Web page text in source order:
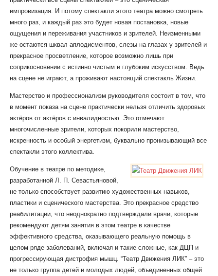
импровизация. И потому спектакли этого театра можно смотреть
много раз, и каждый раз это будет новая постановка, новые
ощущения и переживания участников и зрителей. Неизменными
же остаются шквал аплодисментов, слезы на глазах у зрителей и
прекрасное просветление, которое возможно лишь при
соприкосновении с истинно чистым и глубоким искусством. Ведь
на сцене не играют, а проживают настоящий спектакль Жизни.
Мастерство и профессионализм руководителя состоит в том, что
в момент показа на сцене практически нельзя отличить здоровых
актёров от актёров с инвалидностью. Это отмечают
многочисленные зрители, которых покорили мастерство,
искренность и особый энергетизм, буквально пронизывающий все
спектакли этого коллектива.
Обучение в театре по методике,
разработанной Л. П. Севастьяновой,
не только способствует развитию художественных навыков,
пластики и сценического мастерства. Это прекрасное средство
реабилитации, что неоднократно подтверждали врачи, которые
рекомендуют детям занятия в этом театре в качестве
эффективного средства, оказывающего реальную помощь в
целом ряде заболеваний, включая и такие сложные, как ДЦП и
прогрессирующая дистрофия мышц. “Театр Движения ЛИК” – это
не только группа детей и молодых людей, объединенных общей